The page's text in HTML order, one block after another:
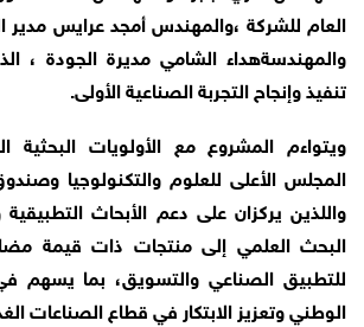
العام للشركة ،والمهندس أمجد عرايس مدير
والمهندسةهداء الشامي مديرة الجودة ،
تنفيذ وإنجاح التجربة الصناعية الأولى.
ويتواءم المشروع مع الأولويات
المجلس الأعلى للعلوم والتكنولوجيا
واللذين يركزان على دعم الأبحاث
البحث العلمي إلى منتجات ذات قيمة
للتطبيق الصناعي والتسويق، بما يسهم
الوطني وتعزيز الابتكار في قطاع الصناعات